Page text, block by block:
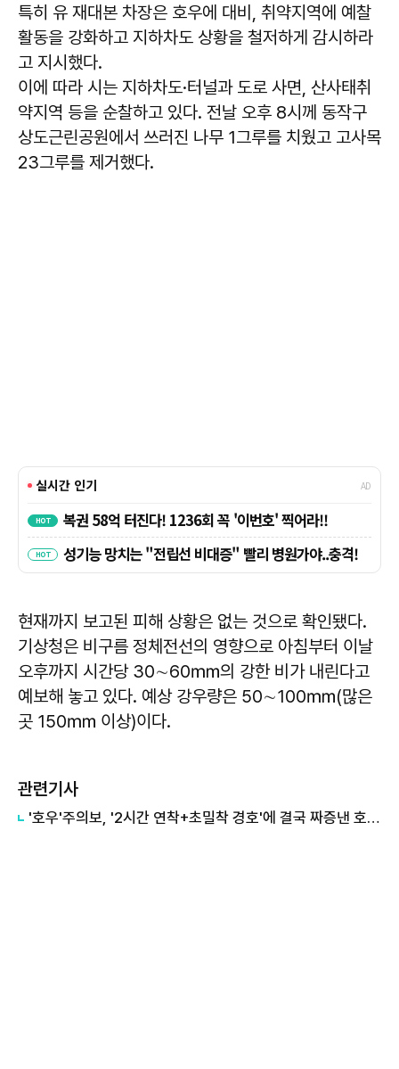
특히 유 재대본 차장은 호우에 대비, 취약지역에 예찰
활동을 강화하고 지하차도 상황을 철저하게 감시하라
고 지시했다.
이에 따라 시는 지하차도·터널과 도로 사면, 산사태취
약지역 등을 순찰하고 있다. 전날 오후 8시께 동작구
상도근린공원에서 쓰러진 나무 1그루를 치웠고 고사목
23그루를 제거했다.
현재까지 보고된 피해 상황은 없는 것으로 확인됐다.
기상청은 비구름 정체전선의 영향으로 아침부터 이날
오후까지 시간당 30∼60㎜의 강한 비가 내린다고
예보해 놓고 있다. 예상 강우량은 50∼100㎜(많은
곳 150㎜ 이상)이다.
관련기사
​'호우'주의보, '2시간 연착+초밀착 경호'에 결국 짜증낸 호날두 입국현장